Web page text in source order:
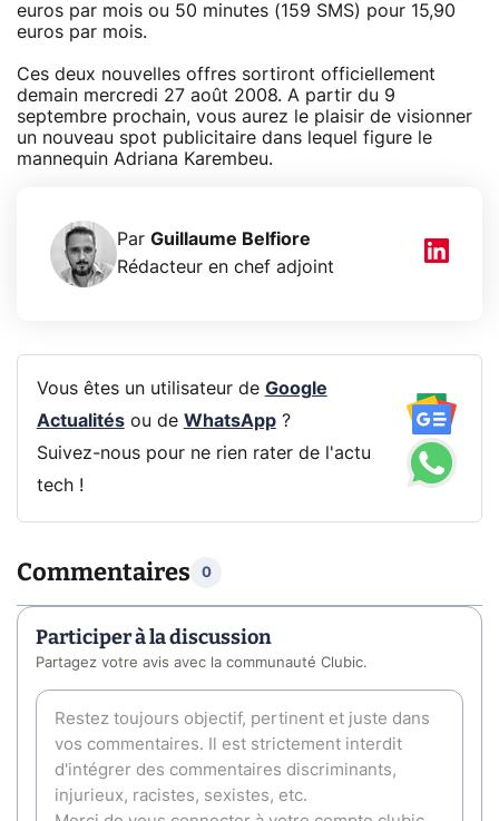
euros par mois ou 50 minutes (159 SMS) pour 15,90
euros par mois.
Ces deux nouvelles offres sortiront officiellement
demain mercredi 27 août 2008. A partir du 9
septembre prochain, vous aurez le plaisir de visionner
un nouveau spot publicitaire dans lequel figure le
mannequin Adriana Karembeu.
Par Guillaume Belfiore
Rédacteur en chef adjoint
Vous êtes un utilisateur de Google
Actualitésou de WhatsApp?
Suivez-nous pour ne rien rater de l'actu
tech !
Commentaires 0
Participer à la discussion
Partagez votre avis avec la communauté Clubic.